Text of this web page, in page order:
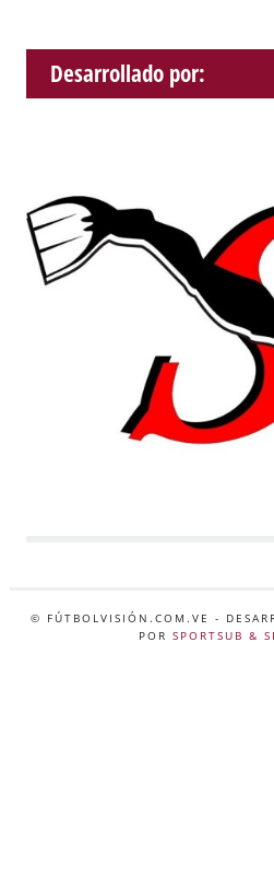
Desarrollado por:
© FÚTBOLVISIÓN.COM.VE -
POR SPORTSUB &